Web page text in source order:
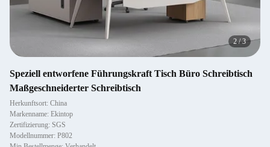
2/3
Speziell entworfene Führungskraft Tisch Büro Schreibtisch
Maßgeschneiderter Schreibtisch
Herkunftsort: China
Markenname: Ekintop
Zertifizierung: SGS
Modellnummer: P802